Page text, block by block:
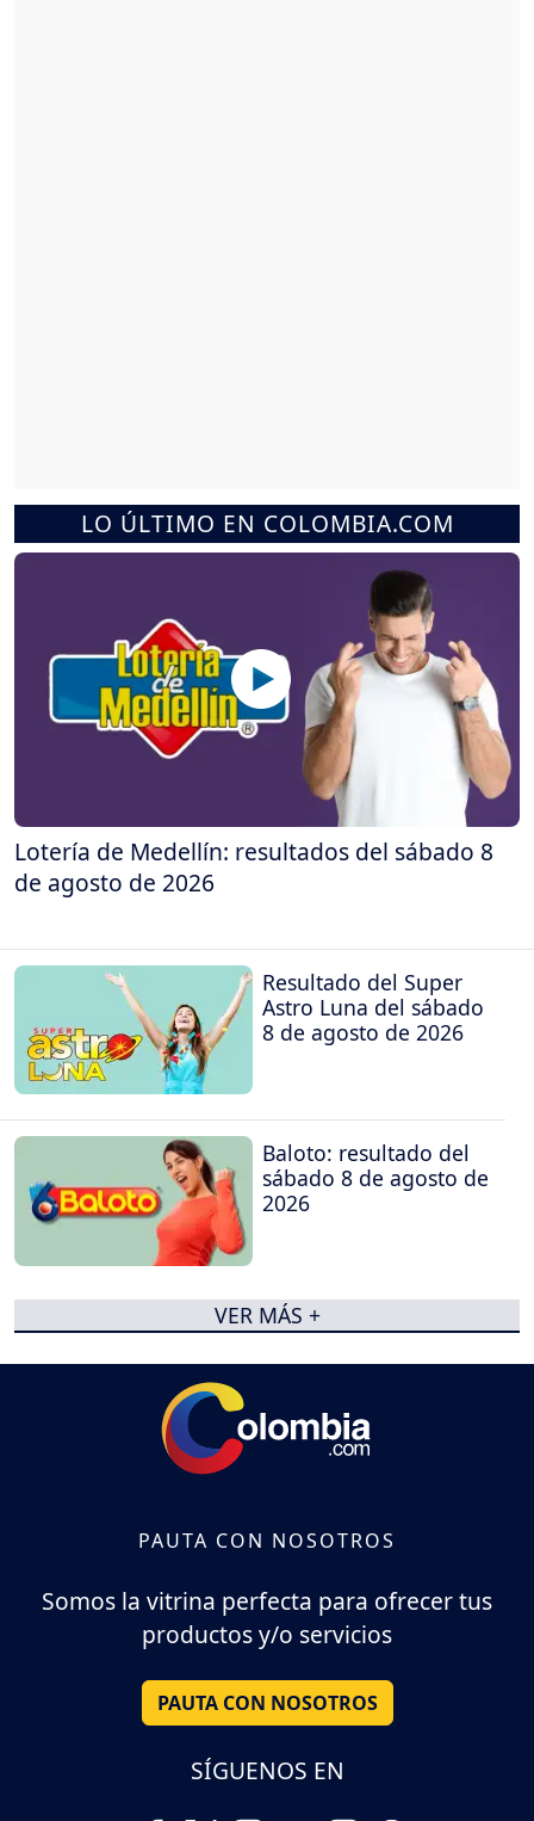
LO ÚLTIMO EN COLOMBIA.COM
Lotería de Medellín: resultados del sábado 8
de agosto de 2026
Resultado del Super
Astro Luna del sábado
8 de agosto de 2026
Baloto: resultado del
sábado 8 de agosto de
2026
VER MÁS +
PAUTA CON NOSOTROS
Somos la vitrina perfecta para ofrecer tus
productos y/o servicios
PAUTA CON NOSOTROS
SÍGUENOS EN